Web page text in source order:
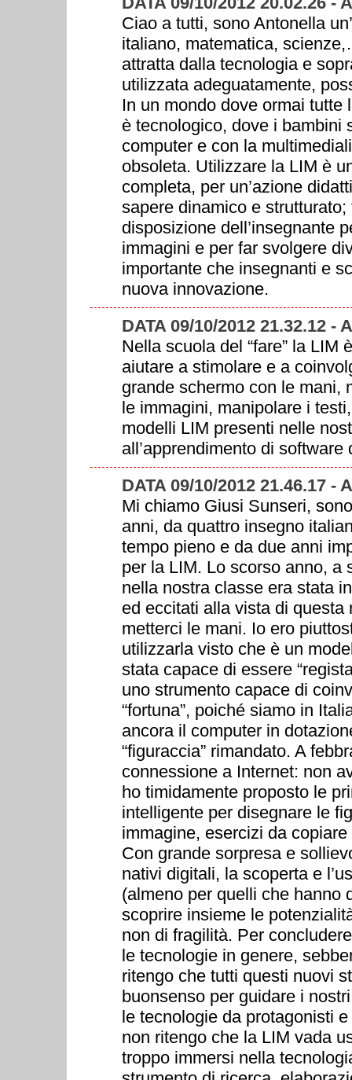
Ciao a tutti, sono Antonella
italiano, matematica,
attratta dalla tecnologia e
utilizzata adeguatamente,
In un mondo dove ormai
è tecnologico, dove i bambini
computer e con la
obsoleta. Utilizzare la LIM è
completa, per un’azione
sapere dinamico e
disposizione dell’insegnante
immagini e per far svolgere
importante che insegnanti e
nuova innovazione.
DATA 09/10/2012 21.32.12 -
Nella scuola del “fare” la LIM
aiutare a stimolare e a
grande schermo con le mani,
le immagini, manipolare i
modelli LIM presenti nelle
all’apprendimento di
DATA 09/10/2012 21.46.17
Mi chiamo Giusi Sunseri,
anni, da quattro insegno
tempo pieno e da due anni
per la LIM. Lo scorso anno, a
nella nostra classe era stata
ed eccitati alla vista di questa
metterci le mani. Io ero
utilizzarla visto che è un
stata capace di essere
uno strumento capace di
“fortuna”, poiché siamo in
ancora il computer in
“figuraccia” rimandato. A
connessione a Internet: non
ho timidamente proposto le
intelligente per disegnare le
immagine, esercizi da
Con grande sorpresa e
nativi digitali, la scoperta e
(almeno per quelli che hanno
scoprire insieme le
non di fragilità. Per
le tecnologie in genere,
ritengo che tutti questi nuovi
buonsenso per guidare i
le tecnologie da protagonisti
non ritengo che la LIM vada
troppo immersi nella